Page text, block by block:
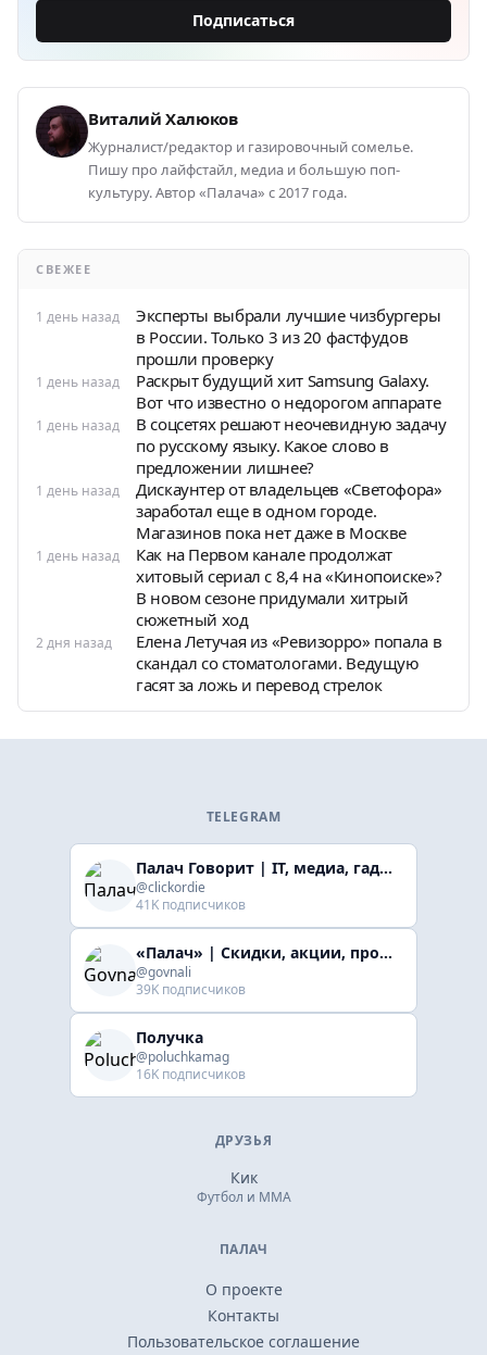
Подписаться
Виталий Халюков
Журналист/редактор и газировочный сомелье.
Пишу про лайфстайл, медиа и большую поп-
культуру. Автор «Палача» с 2017 года.
СВЕЖЕЕ
1 день назад
Эксперты выбрали лучшие чизбургеры
в России. Только 3 из 20 фастфудов
прошли проверку
1 день назад
Раскрыт будущий хит Samsung Galaxy.
Вот что известно о недорогом аппарате
1 день назад
В соцсетях решают неочевидную задачу
по русскому языку. Какое слово в
предложении лишнее?
1 день назад
Дискаунтер от владельцев «Светофора»
заработал еще в одном городе.
Магазинов пока нет даже в Москве
1 день назад
Как на Первом канале продолжат
хитовый сериал с 8,4 на «Кинопоиске»?
В новом сезоне придумали хитрый
сюжетный ход
2 дня назад
Елена Летучая из «Ревизорро» попала в
скандал со стоматологами. Ведущую
гасят за ложь и перевод стрелок
TELEGRAM
Палач Говорит | IT, медиа, гaджеты, скидки
@clickordie
41K подписчиков
«Палач» | Скидки, акции, промокоды
@govnali
39K подписчиков
Получка
@poluchkamag
16K подписчиков
ДРУЗЬЯ
Кик
Футбол и ММА
ПАЛАЧ
О проекте
Контакты
Пользовательское соглашение